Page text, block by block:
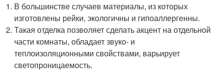
В большинстве случаев материалы, из которых
изготовлены рейки, экологичны и гипоаллергенны.
Такая отделка позволяет сделать акцент на отдельной
части комнаты, обладает звуко- и
теплоизоляционными свойствами, варьирует
светопроницаемость.